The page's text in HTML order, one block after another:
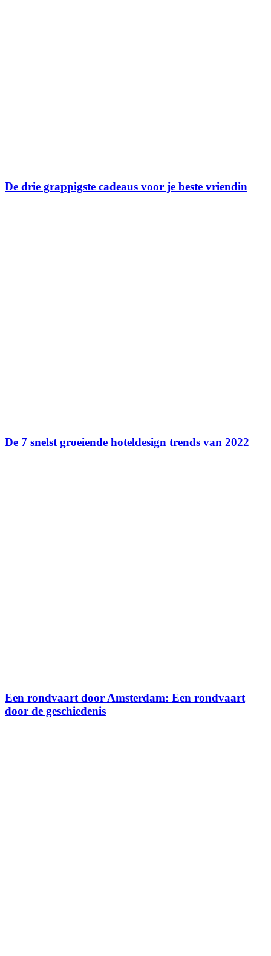
De drie grappigste cadeaus voor je beste vriendin
De 7 snelst groeiende hoteldesign trends van 2022
Een rondvaart door Amsterdam: Een rondvaart
door de geschiedenis